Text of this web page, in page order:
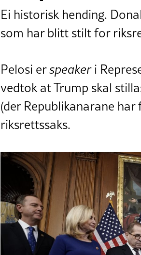
Ei historisk hending.
som har blitt stilt for
Pelosi erspeakeri
vedtok at Trump skal
(der Republikanarane
riksrettssaks.